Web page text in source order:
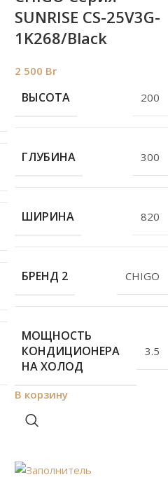
SUNRISE CS-25V3G-
1K268/Black
2 500 Br
ВЫСОТА 200
ГЛУБИНА 300
ШИРИНА 820
БРЕНД 2 СHIGO
МОЩНОСТЬ
КОНДИЦИОНЕРА
НА ХОЛОД
3.5
В корзину